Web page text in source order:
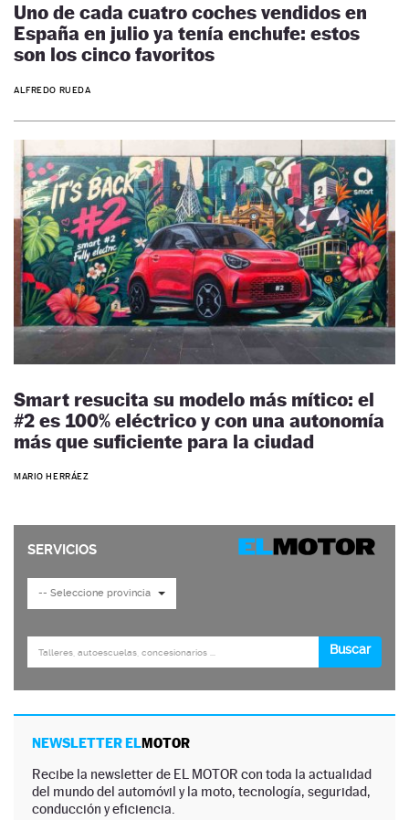
Uno de cada cuatro coches vendidos en
España en julio ya tenía enchufe: estos
son los cinco favoritos
ALFREDO RUEDA
Smart resucita su modelo más mítico: el
#2 es 100% eléctrico y con una autonomía
más que suficiente para la ciudad
MARIO HERRÁEZ
NEWSLETTER ELMOTOR
Recibe la newsletter de EL MOTOR con toda la actualidad
del mundo del automóvil y la moto, tecnología, seguridad,
conducción y eficiencia.